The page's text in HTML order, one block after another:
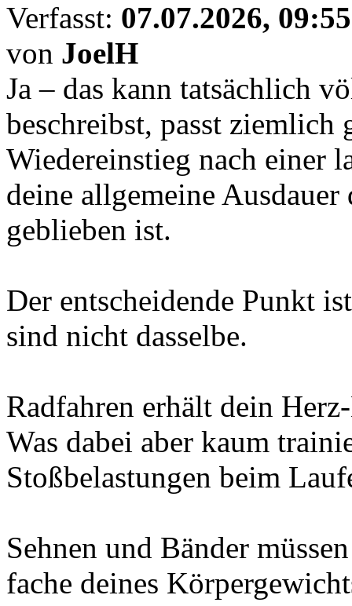
Verfasst: 07.07.2026, 09:55
von JoelH
Ja – das kann tatsächlich
beschreibst, passt ziemlich
Wiedereinstieg nach einer
deine allgemeine
geblieben ist.
Der entscheidende Punkt
sind nicht dasselbe.
Radfahren erhält dein
Was dabei aber kaum
Stoßbelastungen beim
Sehnen und Bänder
fache deines